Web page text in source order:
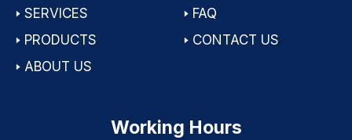
🢒 SERVICES
🢒 PRODUCTS
🢒 ABOUT US
🢒 FAQ
🢒 CONTACT US
Working Hours